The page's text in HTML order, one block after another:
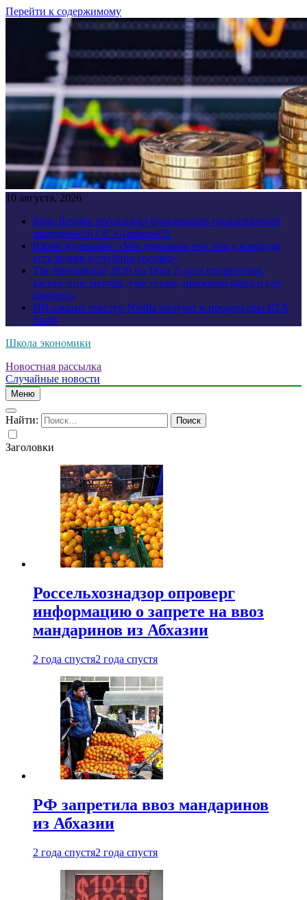
Перейти к содержимому
10 августа, 2026
Банк Revolut продолжил блокировать пользователей
защищенной ОС GrapheneOS
Юрий Кушнарёв: «Мы довольны тем, что у команды
есть резерв и глубина состава»
The International 2026 по Dota 2: дата проведения,
расписание матчей, участники, призовой фонд и где
смотреть
ИИ-сжатие текстур Nvidia получат и процессоры RTX
Spark
Школа экономики
Новостная рассылка
Случайные новости
Меню
Найти:
Заголовки
Россельхознадзор опроверг
информацию о запрете на ввоз
мандаринов из Абхазии
2 года спустя2 года спустя
РФ запретила ввоз мандаринов
из Абхазии
2 года спустя2 года спустя